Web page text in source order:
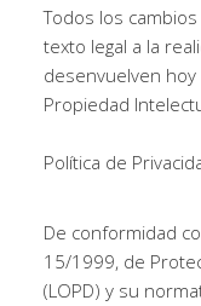
Todos los
texto legal a la
desenvuelven
Propiedad
Política de
De conformidad
15/1999, de
(LOPD) y su